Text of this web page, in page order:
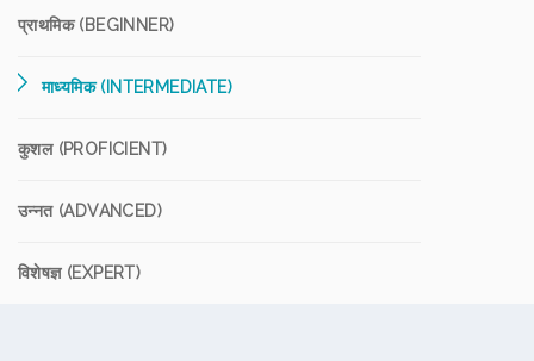
प्राथमिक (BEGINNER)
माध्यमिक (INTERMEDIATE)
कुशल (PROFICIENT)
उन्नत (ADVANCED)
विशेषज्ञ (EXPERT)